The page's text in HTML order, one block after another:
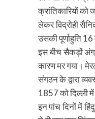
क्रांतिकारियों को
लेकर विद्रोही
उसकी पूर्णाहुति
इस बीच सैकड़ों
कारण मर गया।
संगठन के द्वारा
1857 को दिल्ली में
इन पांच दिनों में